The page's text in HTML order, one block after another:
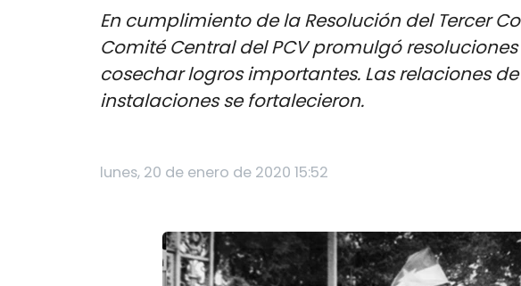
En cumplimiento de la Resolución del Tercer
Comité Central del PCV promulgó
cosechar logros importantes. Las relaciones
instalaciones se fortalecieron.
lunes, 20 de enero de 2020 15:52